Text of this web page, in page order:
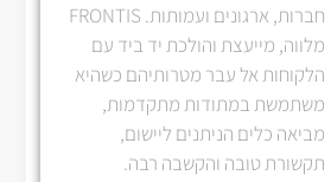
חברות, ארגונים ועמותות. FRONTIS
מלווה, מייעצת והולכת יד ביד עם
הלקוחות אל עבר מטרותיהם כשהיא
משתמשת במתודות מתקדמות,
מביאה כלים הניתנים ליישום,
תקשורת טובה והקשבה רבה.